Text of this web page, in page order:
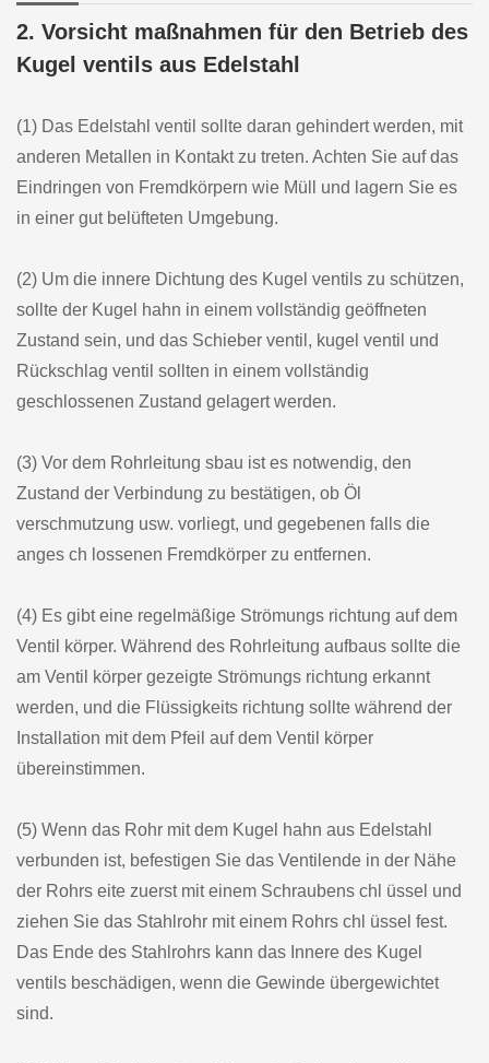
2. Vorsicht maßnahmen für den Betrieb des
Kugel ventils aus Edelstahl
(1) Das Edelstahl ventil sollte daran gehindert werden, mit
anderen Metallen in Kontakt zu treten. Achten Sie auf das
Eindringen von Fremdkörpern wie Müll und lagern Sie es
in einer gut belüfteten Umgebung.
(2) Um die innere Dichtung des Kugel ventils zu schützen,
sollte der Kugel hahn in einem vollständig geöffneten
Zustand sein, und das Schieber ventil, kugel ventil und
Rückschlag ventil sollten in einem vollständig
geschlossenen Zustand gelagert werden.
(3) Vor dem Rohrleitung sbau ist es notwendig, den
Zustand der Verbindung zu bestätigen, ob Öl
verschmutzung usw. vorliegt, und gegebenen falls die
anges ch lossenen Fremdkörper zu entfernen.
(4) Es gibt eine regelmäßige Strömungs richtung auf dem
Ventil körper. Während des Rohrleitung aufbaus sollte die
am Ventil körper gezeigte Strömungs richtung erkannt
werden, und die Flüssigkeits richtung sollte während der
Installation mit dem Pfeil auf dem Ventil körper
übereinstimmen.
(5) Wenn das Rohr mit dem Kugel hahn aus Edelstahl
verbunden ist, befestigen Sie das Ventilende in der Nähe
der Rohrs eite zuerst mit einem Schraubens chl üssel und
ziehen Sie das Stahlrohr mit einem Rohrs chl üssel fest.
Das Ende des Stahlrohrs kann das Innere des Kugel
ventils beschädigen, wenn die Gewinde übergewichtet
sind.